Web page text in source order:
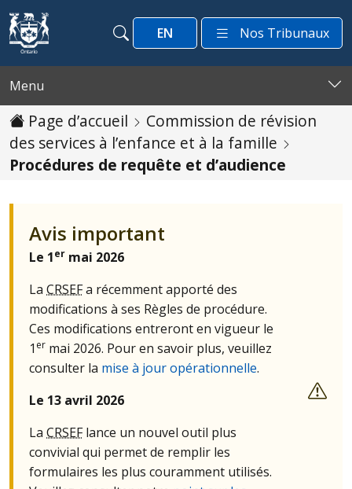
Passer au contenu
Recherche
Recherche
EN Nos Tribunaux
Menu
Page d’accueil
Commission de révision
des services à l’enfance et à la famille
Procédures de requête et d’audience
Avis important
Le 1er mai 2026
La CRSEFa récemment apporté des
modifications à ses Règles de procédure.
Ces modifications entreront en vigueur le
1 er mai 2026. Pour en savoir plus, veuillez
consulter la mise à jour opérationnelle.
Le 13 avril 2026
La CRSEFlance un nouvel outil plus
convivial qui permet de remplir les
formulaires les plus couramment utilisés.